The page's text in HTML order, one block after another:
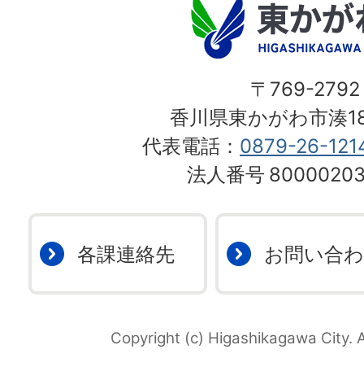
〒769-2792
香川県東かがわ市湊
代表電話： 0879-26-
法人番号
各課連絡先 お問い合
Copyright (c) Higashikagawa City.